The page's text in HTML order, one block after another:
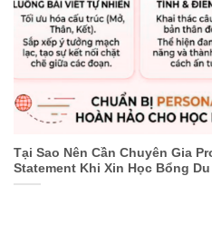
Tại Sao Nên Cần Chuyên Gia
Statement Khi Xin Học Bổng